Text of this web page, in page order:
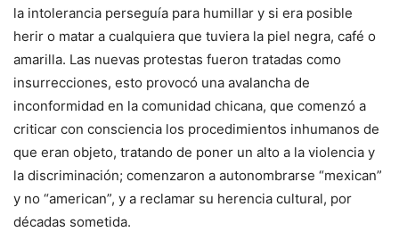
la intolerancia perseguía para humillar y si era posible
herir o matar a cualquiera que tuviera la piel negra, café o
amarilla. Las nuevas protestas fueron tratadas como
insurrecciones, esto provocó una avalancha de
inconformidad en la comunidad chicana, que comenzó a
criticar con consciencia los procedimientos inhumanos de
que eran objeto, tratando de poner un alto a la violencia y
la discriminación; comenzaron a autonombrarse “mexican”
y no “american”, y a reclamar su herencia cultural, por
décadas sometida.